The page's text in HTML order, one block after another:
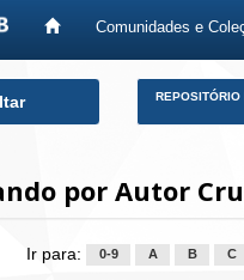
Comunidades e
REPOSITÓRIO
por Autor
Ir para: 0-9 A B C